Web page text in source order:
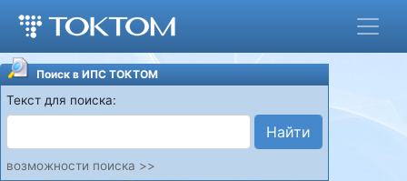
Поиск в ИПС ТОКТОМ
Текст для поиска:
Найти
возможности поиска >>